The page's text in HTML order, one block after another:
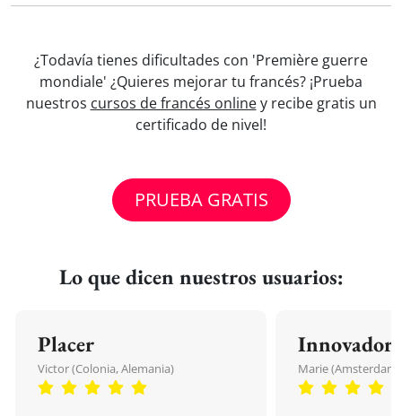
¿Todavía tienes dificultades con 'Première guerre
mondiale' ¿Quieres mejorar tu francés? ¡Prueba
nuestros cursos de francés onliney recibe gratis un
certificado de nivel!
PRUEBA GRATIS
Lo que dicen nuestros usuarios:
Placer
Victor (Colonia, Alemania)
Innovador
Marie (Amsterdam,